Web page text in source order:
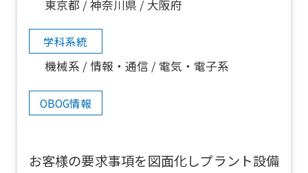
東京都 神奈川県 大阪府
学科系統
機械系 情報・通信 電気・電子系
OBOG情報
お客様の要求事項を図面化しプラント設備